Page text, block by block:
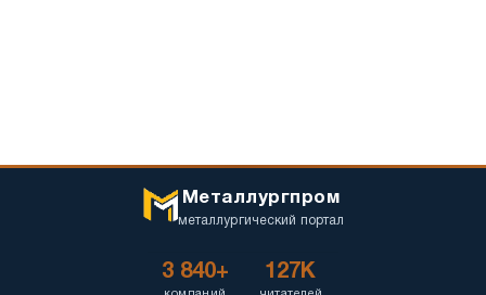
Металлургпром
металлургический портал
3 840+ 127K